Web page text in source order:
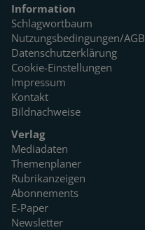
Information
Schlagwortbaum
Nutzungsbedingungen/AGB
Datenschutzerklärung
Cookie-Einstellungen
Impressum
Kontakt
Bildnachweise
Verlag
Mediadaten
Themenplaner
Rubrikanzeigen
Abonnements
E-Paper
Newsletter